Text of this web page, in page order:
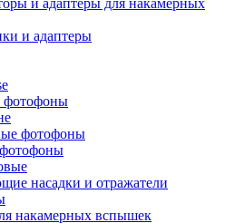
и адаптеры для накамерных
и адаптеры
фотофоны
насадки и отражатели
накамерных вспышек